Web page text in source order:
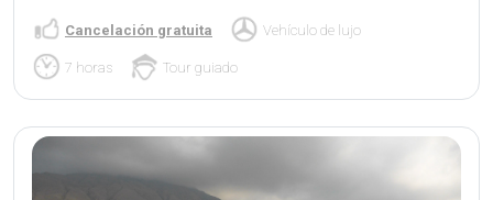
Cancelación gratuita Vehículo de lujo
7 horas Tour guiado